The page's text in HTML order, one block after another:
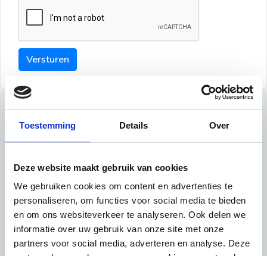
Toestemming Details Over
Deze website maakt gebruik van cookies
We gebruiken cookies om content en advertenties te
personaliseren, om functies voor social media te bieden
en om ons websiteverkeer te analyseren. Ook delen we
informatie over uw gebruik van onze site met onze
partners voor social media, adverteren en analyse. Deze
Versturen
Tips
Tip 1:
Schrijf een duidelijke introductie en geef de volgende
informatie mee:
Ben je student, werkachtig of werkzoekend